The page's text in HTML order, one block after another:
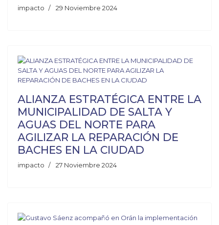
impacto 29 Noviembre 2024
ALIANZA ESTRATÉGICA ENTRE LA
MUNICIPALIDAD DE SALTA Y
AGUAS DEL NORTE PARA
AGILIZAR LA REPARACIÓN DE
BACHES EN LA CIUDAD
impacto 27 Noviembre 2024